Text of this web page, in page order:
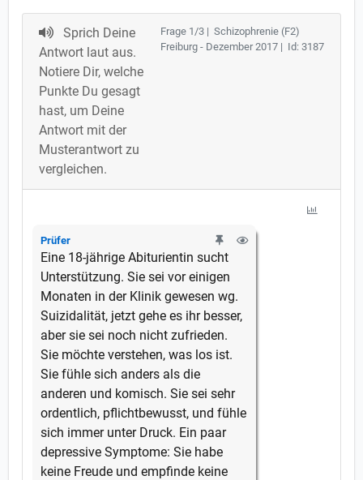
Sprich Deine
Antwort laut aus.
Notiere Dir, welche
Punkte Du gesagt
hast, um Deine
Antwort mit der
Musterantwort zu
vergleichen.
Frage 1/3 | Schizophrenie (F2)
Freiburg - Dezember 2017 | Id: 3187
Prüfer
Eine 18-jährige Abiturientin sucht
Unterstützung. Sie sei vor einigen
Monaten in der Klinik gewesen wg.
Suizidalität, jetzt gehe es ihr besser,
aber sie sei noch nicht zufrieden.
Sie möchte verstehen, was los ist.
Sie fühle sich anders als die
anderen und komisch. Sie sei sehr
ordentlich, pflichtbewusst, und fühle
sich immer unter Druck. Ein paar
depressive Symptome: Sie habe
keine Freude und empfinde keine